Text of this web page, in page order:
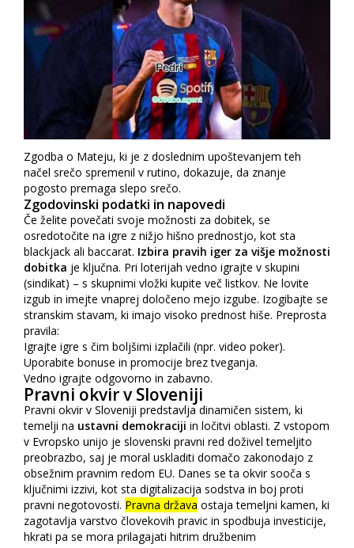
Zgodba o Mateju, ki je z doslednim upoštevanjem teh
načel srečo spremenil v rutino, dokazuje, da znanje
pogosto premaga slepo srečo.
Zgodovinski podatki in napovedi
Če želite povečati svoje možnosti za dobitek, se
osredotočite na igre z nižjo hišno prednostjo, kot sta
blackjack ali baccarat. Izbira pravih iger za višje možnosti
dobitka je ključna. Pri loterijah vedno igrajte v skupini
(sindikat) – s skupnimi vložki kupite več listkov. Ne lovite
izgub in imejte vnaprej določeno mejo izgube. Izogibajte se
stranskim stavam, ki imajo visoko prednost hiše. Preprosta
pravila:
Igrajte igre s čim boljšimi izplačili (npr. video poker).
Uporabite bonuse in promocije brez tveganja.
Vedno igrajte odgovorno in zabavno.
Pravni okvir v Sloveniji
Pravni okvir v Sloveniji predstavlja dinamičen sistem, ki
temelji na ustavni demokraciji in ločitvi oblasti. Z vstopom
v Evropsko unijo je slovenski pravni red doživel temeljito
preobrazbo, saj je moral uskladiti domačo zakonodajo z
obsežnim pravnim redom EU. Danes se ta okvir sooča s
ključnimi izzivi, kot sta digitalizacija sodstva in boj proti
pravni negotovosti. Pravna država ostaja temeljni kamen, ki
zagotavlja varstvo človekovih pravic in spodbuja investicije,
hkrati pa se mora prilagajati hitrim družbenim